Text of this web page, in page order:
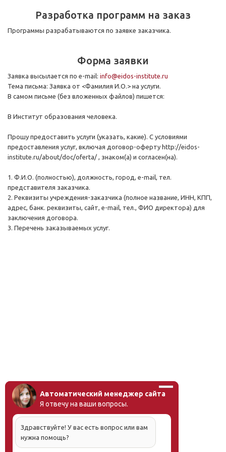
Разработка программ на заказ
Программы разрабатываются по заявке заказчика.
Форма заявки
Заявка высылается по e-mail: info@eidos-institute.ru
Тема письма: Заявка от <Фамилия И.О.> на услуги.
В самом письме (без вложенных файлов) пишется:
В Институт образования человека.
Прошу предоставить услуги (указать, какие). С условиями
предоставления услуг, включая договор-оферту http://eidos-
institute.ru/about/doc/oferta/ , знаком(а) и согласен(на).
1. Ф.И.О. (полностью), должность, город, e-mail, тел.
представителя заказчика.
2. Реквизиты учреждения-заказчика (полное название, ИНН, КПП,
адрес, банк. реквизиты, сайт, e-mail, тел., ФИО директора) для
заключения договора.
3. Перечень заказываемых услуг.
Автоматический менеджер сайта
Я отвечу на ваши вопросы.
Здравствуйте! У вас есть вопрос или вам
нужна помощь?